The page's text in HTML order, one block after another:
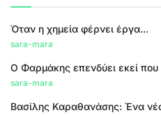
Όταν η χημεία φέρνει έργα...
sara-mara
Ο Φαρμάκης επενδύει εκεί που
sara-mara
Βασίλης Καραθανάσης: Ένα